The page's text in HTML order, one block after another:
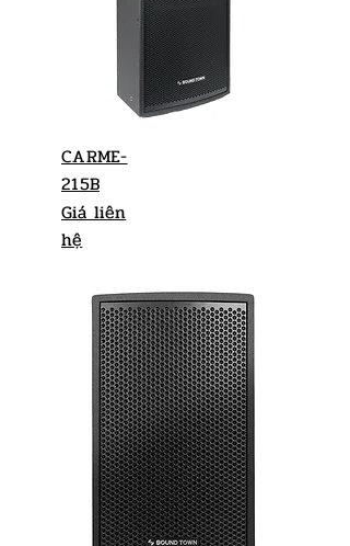
CARME-
215B
Giá liên
hệ